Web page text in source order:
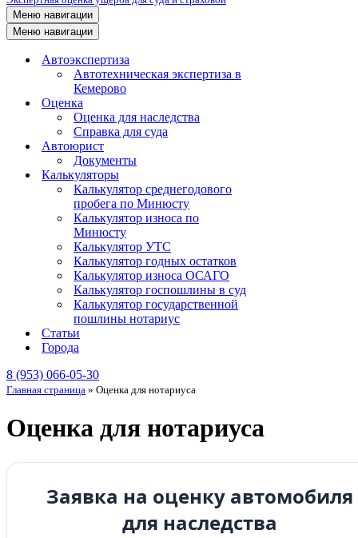
Меню навигации
Меню навигации
Автоэкспертиза
Автотехническая экспертиза в
Кемерово
Оценка
Оценка для наследства
Справка для суда
Автоюрист
Документы
Калькуляторы
Калькулятор среднегодового
пробега по Минюсту
Калькулятор износа по
Минюсту
Калькулятор УТС
Калькулятор годных остатков
Калькулятор износа ОСАГО
Калькулятор госпошлины в суд
Калькулятор государственной
пошлины нотариус
Статьи
Города
8 (953) 066-05-30
Главная страница » Оценка для нотариуса
Оценка для нотариуса
Заявка на оценку автомобиля
для наследства